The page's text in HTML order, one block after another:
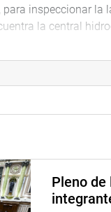
para inspeccionar
la central
en delitos de
en ese
CAR Hogar el
de la Unidad
Luis
una mesa
Pleno de